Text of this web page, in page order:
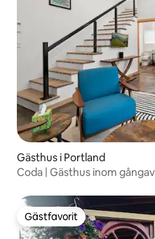
Gästhus i Portland
Coda | Gästhus inom
Gästfavorit
Gästfavorit